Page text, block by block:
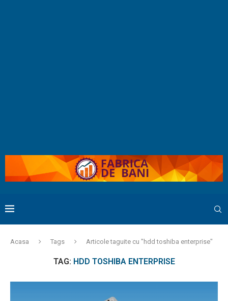
Acasa Tags Articole taguite cu "hdd toshiba enterprise"
TAG: HDD TOSHIBA ENTERPRISE